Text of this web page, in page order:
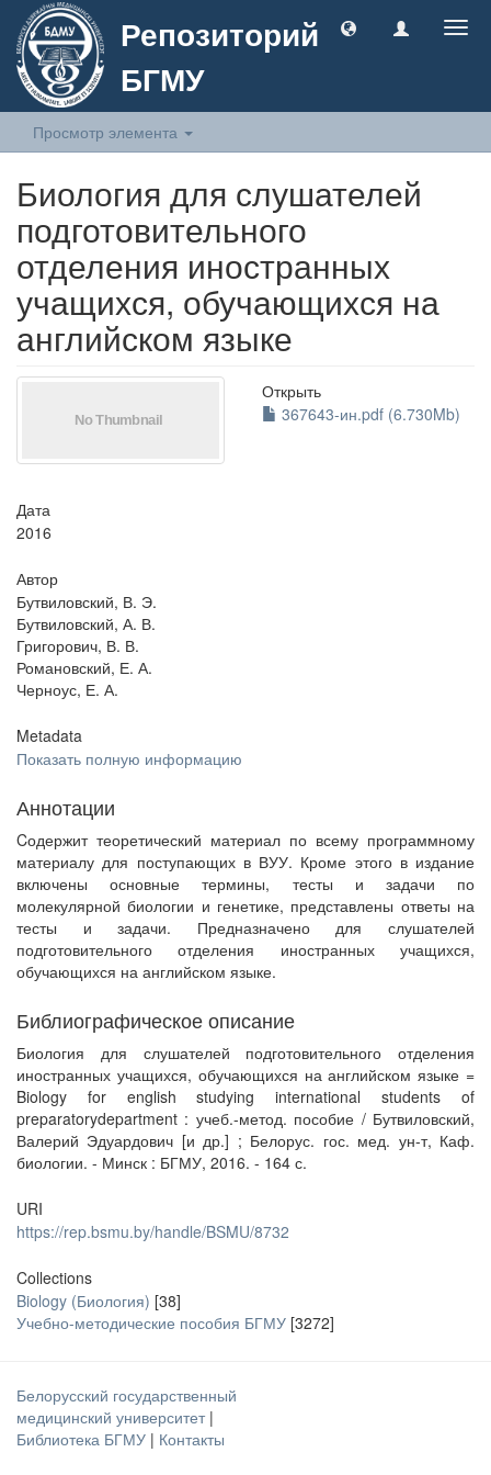
Репозиторий
БГМУ
Просмотр элемента
Биология для слушателей
подготовительного
отделения иностранных
учащихся, обучающихся на
английском языке
Открыть
367643-ин.pdf (6.730Mb)
Дата
2016
Автор
Бутвиловский, В. Э.
Бутвиловский, А. В.
Григорович, В. В.
Романовский, Е. А.
Черноус, Е. А.
Metadata
Показать полную информацию
Аннотации
Cодержит теоретический материал по всему программному
материалу для поступающих в ВУУ. Кроме этого в издание
включены основные термины, тесты и задачи по
молекулярной биологии и генетике, представлены ответы на
тесты и задачи. Предназначено для слушателей
подготовительного отделения иностранных учащихся,
обучающихся на английском языке.
Библиографическое описание
Биология для слушателей подготовительного отделения
иностранных учащихся, обучающихся на английском языке =
Biology for english studying international students of
preparatorydepartment : учеб.-метод. пособие / Бутвиловский,
Валерий Эдуардович [и др.] ; Белорус. гос. мед. ун-т, Каф.
биологии. - Минск : БГМУ, 2016. - 164 с.
URI
https://rep.bsmu.by/handle/BSMU/8732
Collections
Biology (Биология) [38]
Учебно-методические пособия БГМУ [3272]
Белорусский государственный
медицинский университет |
Библиотека БГМУ | Контакты